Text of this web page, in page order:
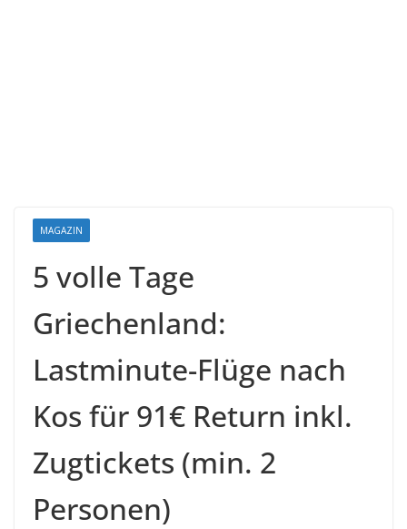
MAGAZIN
5 volle Tage
Griechenland:
Lastminute-Flüge nach
Kos für 91€ Return inkl.
Zugtickets (min. 2
Personen)